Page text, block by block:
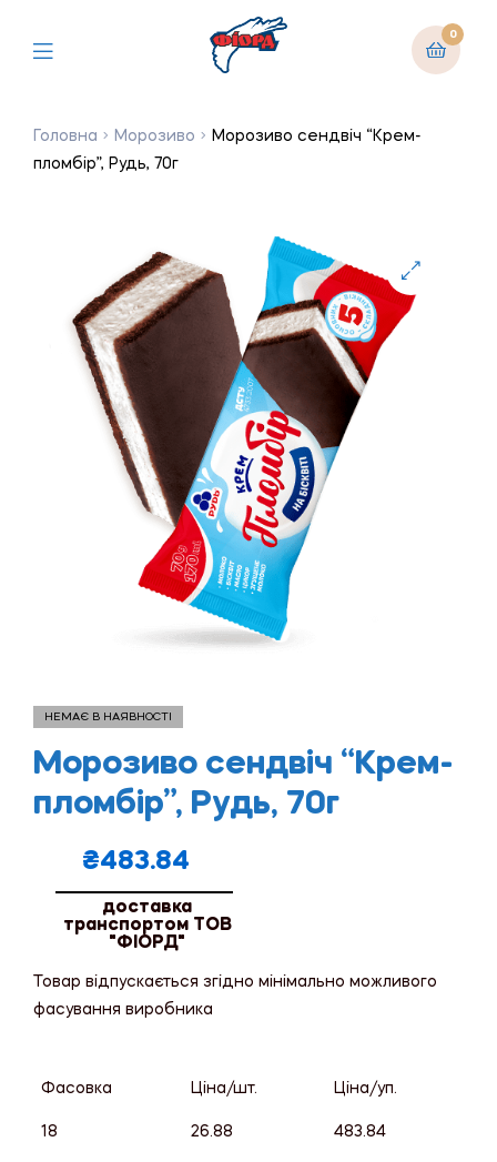
0
Головна Морозиво
Морозиво сендвіч “Крем-
пломбір”, Рудь, 70г
🔍
НЕМАЄ В НАЯВНОСТІ
Морозиво сендвіч “Крем-
пломбір”, Рудь, 70г
₴483.84
доставка
транспортом ТОВ
"ФІОРД"
Товар відпускається згідно мінімально можливого
фасування виробника
Фасовка Ціна/шт. Ціна/уп.
18 26.88 483.84